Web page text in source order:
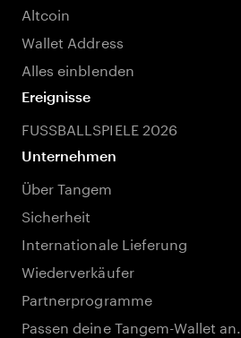
Altcoin
Wallet Address
Alles einblenden
Ereignisse
FUSSBALLSPIELE 2026
Unternehmen
Über Tangem
Sicherheit
Internationale Lieferung
Wiederverkäufer
Partnerprogramme
Passen deine Tangem-Wallet an.